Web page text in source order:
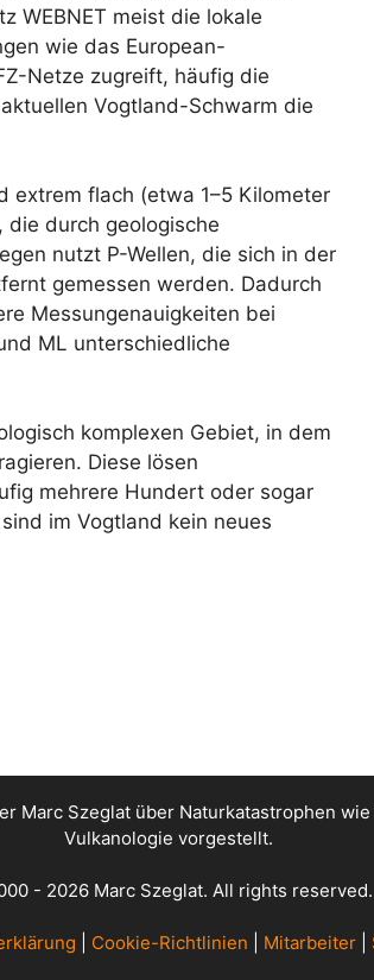
WEBNET meist die lokale
wie das European-
Netze zugreift, häufig die
Vogtland-Schwarm die
extrem flach (etwa 1–5 Kilometer
durch geologische
nutzt P-Wellen, die sich in der
gemessen werden. Dadurch
Messungenauigkeiten bei
ML unterschiedliche
komplexen Gebiet, in dem
Diese lösen
mehrere Hundert oder sogar
im Vogtland kein neues
Marc Szeglat über Naturkatastrophen
Vulkanologie vorgestellt.
- 2026 Marc Szeglat. All rights reserved.
Cookie-Richtlinien Mitarbeiter